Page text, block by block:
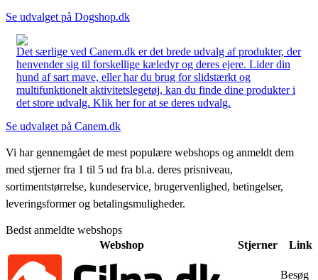
Se udvalget på Dogshop.dk
Det særlige ved Canem.dk er det brede udvalg af produkter, der
henvender sig til forskellige kæledyr og deres ejere. Lider din
hund af sart mave, eller har du brug for slidstærkt og
multifunktionelt aktivitetslegetøj, kan du finde dine produkter i
det store udvalg. Klik her for at se deres udvalg.
Se udvalget på Canem.dk
Vi har gennemgået de mest populære webshops og anmeldt dem
med stjerner fra 1 til 5 ud fra bl.a. deres prisniveau,
sortimentstørrelse, kundeservice, brugervenlighed, betingelser,
leveringsformer og betalingsmuligheder.
Bedst anmeldte webshops
Webshop
Stjerner Link
Besøg